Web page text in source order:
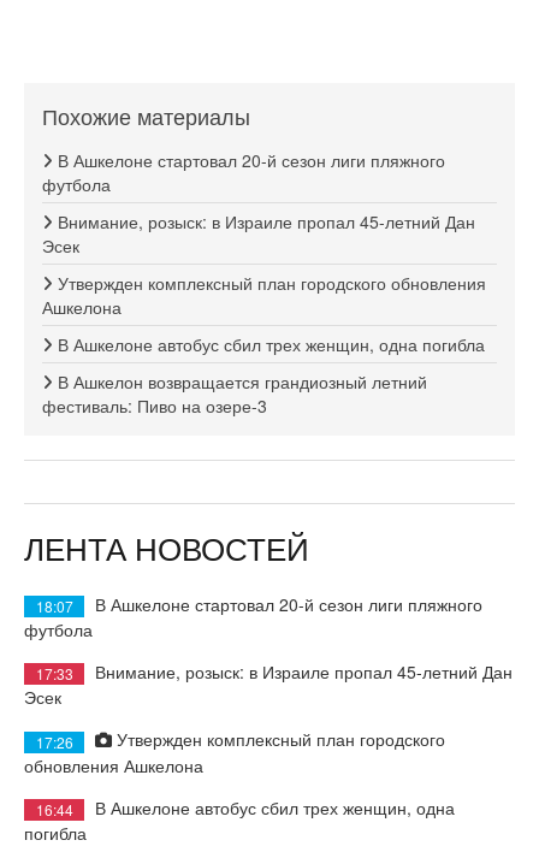
Похожие материалы
В Ашкелоне стартовал 20-й сезон лиги пляжного
футбола
Внимание, розыск: в Израиле пропал 45-летний Дан
Эсек
Утвержден комплексный план городского обновления
Ашкелона
В Ашкелоне автобус сбил трех женщин, одна погибла
В Ашкелон возвращается грандиозный летний
фестиваль: Пиво на озере-3
ЛЕНТА НОВОСТЕЙ
18:07
В Ашкелоне стартовал 20-й сезон лиги пляжного
футбола
17:33
Внимание, розыск: в Израиле пропал 45-летний Дан
Эсек
17:26
Утвержден комплексный план городского
обновления Ашкелона
16:44
В Ашкелоне автобус сбил трех женщин, одна
погибла